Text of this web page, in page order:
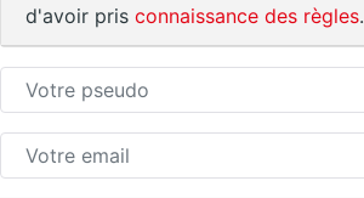
d'avoir pris connaissance des règles.